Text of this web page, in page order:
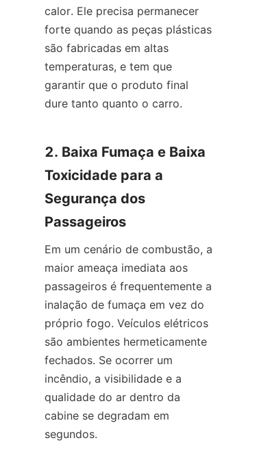
calor. Ele precisa permanecer
forte quando as peças plásticas
são fabricadas em altas
temperaturas, e tem que
garantir que o produto final
dure tanto quanto o carro.
2. Baixa Fumaça e Baixa
Toxicidade para a
Segurança dos
Passageiros
Em um cenário de combustão, a
maior ameaça imediata aos
passageiros é frequentemente a
inalação de fumaça em vez do
próprio fogo. Veículos elétricos
são ambientes hermeticamente
fechados. Se ocorrer um
incêndio, a visibilidade e a
qualidade do ar dentro da
cabine se degradam em
segundos.